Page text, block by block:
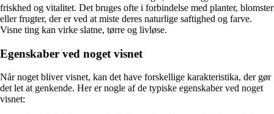
friskhed og vitalitet. Det bruges ofte i forbindelse med planter, blomster
eller frugter, der er ved at miste deres naturlige saftighed og farve.
Visne ting kan virke slatne, tørre og livløse.
Egenskaber ved noget visnet
Når noget bliver visnet, kan det have forskellige karakteristika, der gør
det let at genkende. Her er nogle af de typiske egenskaber ved noget
visnet: